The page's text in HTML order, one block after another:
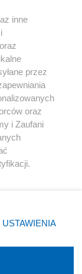
Youtube
inne
przez
oraz
i Zaufani
prywatności
zgody
takiemu
USTAWIENIA